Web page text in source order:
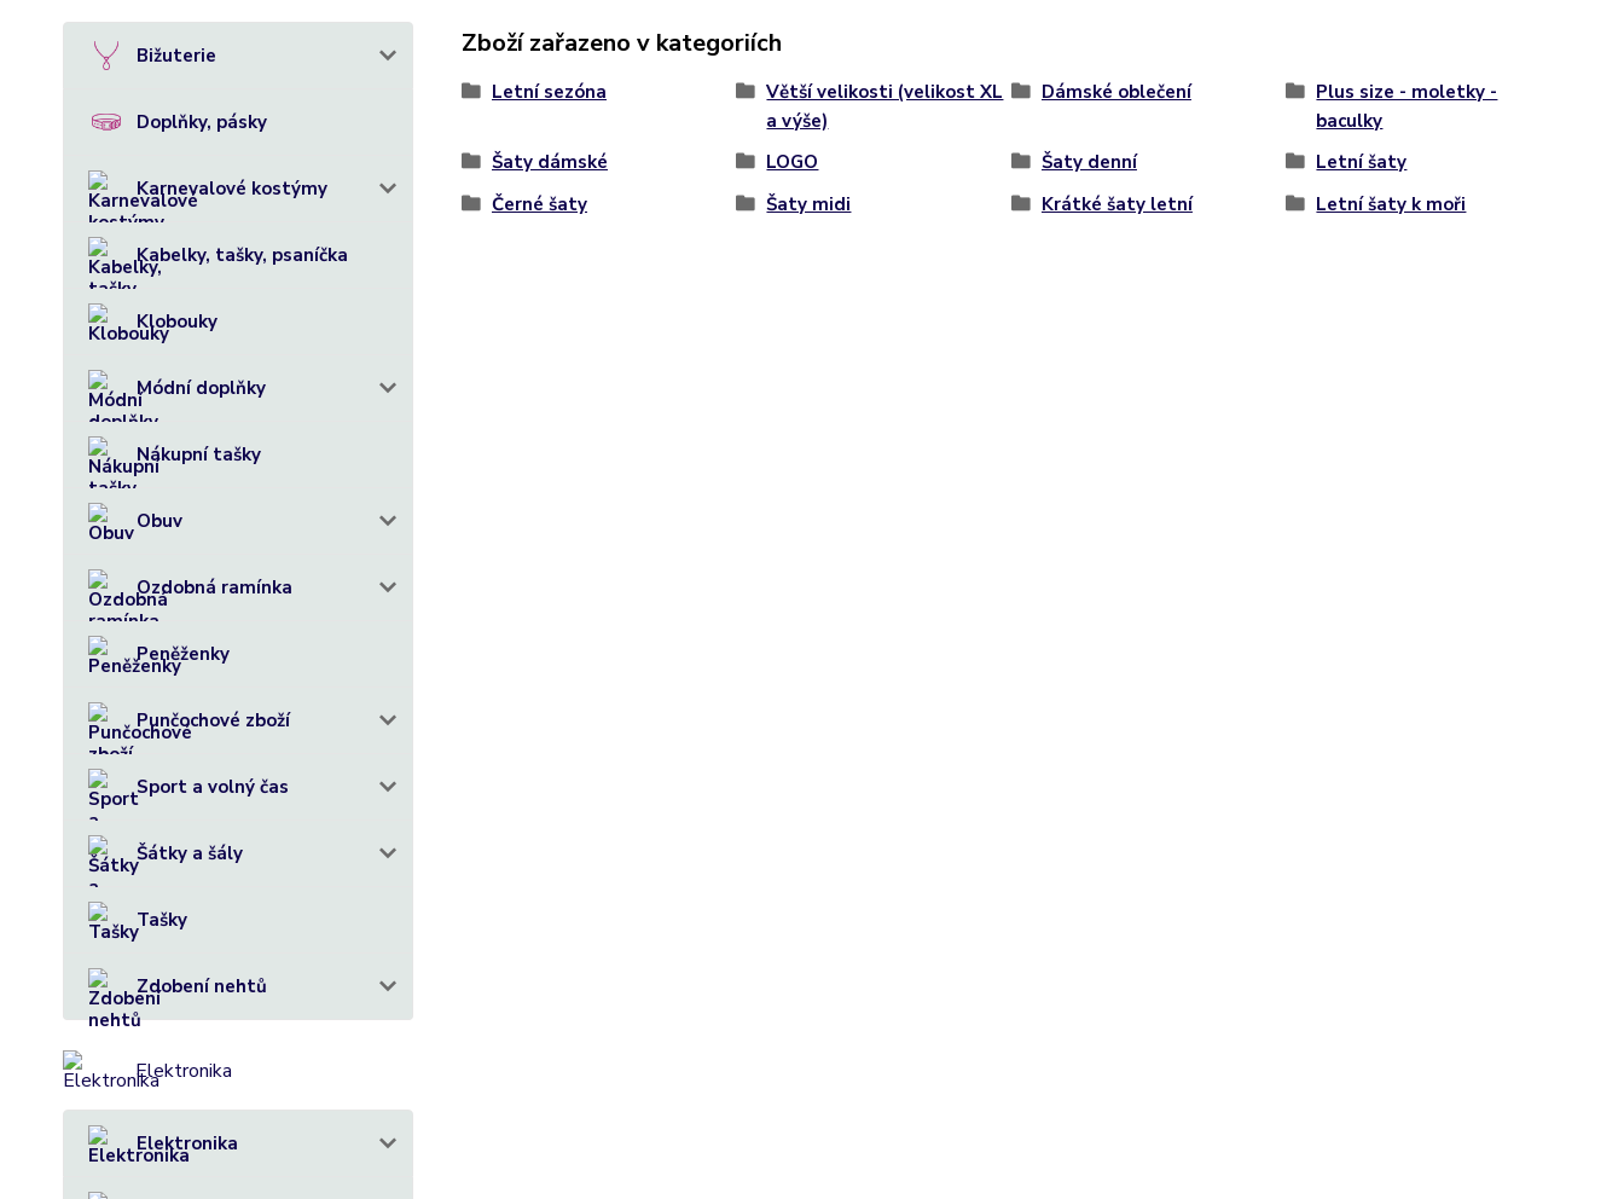
Bižuterie
Doplňky, pásky
Karnevalové kostýmy
Kabelky, tašky, psaníčka
Klobouky
Módní doplňky
Nákupní tašky
Obuv
Ozdobná ramínka
Peněženky
Punčochové zboží
Sport a volný čas
Šátky a šály
Tašky
Zdobení nehtů
Elektronika
Elektronika
Zboží zařazeno v kategoriích
Letní sezóna
Větší velikosti (velikost XL
a výše)
Dámské oblečení
Plus size - moletky -
baculky
Šaty dámské
LOGO Šaty denní
Letní šaty
Černé šaty
Šaty midi Krátké šaty letní Letní šaty k moři